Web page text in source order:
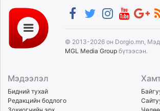
© 2013-2026 он Dorgio.mn,
MGL Media Group бүтээсэн.
Мэдээлэл
Бидний тухай
Редакцийн бодлого